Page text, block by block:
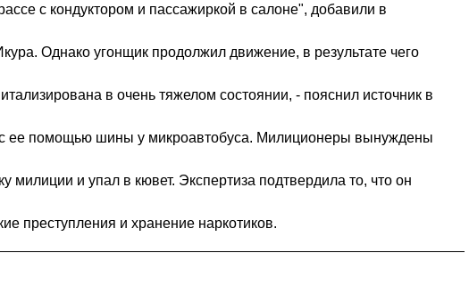
с кондуктором и пассажиркой в салоне", добавили в
Однако угонщик продолжил движение, в результате чего
в очень тяжелом состоянии, - пояснил источник в
с ее помощью шины у микроавтобуса. Милиционеры вынуждены
и упал в кювет. Экспертиза подтвердила то, что он
преступления и хранение наркотиков.